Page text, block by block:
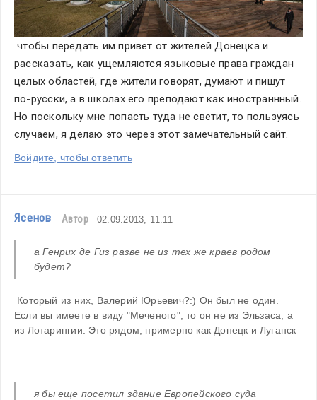
чтобы передать им привет от жителей Донецка и
рассказать, как ущемляются языковые права граждан
целых областей, где жители говорят, думают и пишут
по-русски, а в школах его преподают как иностраннный.
Но поскольку мне попасть туда не светит, то пользуясь
случаем, я делаю это через этот замечательный сайт.
Войдите, чтобы ответить
Ясенов Автор 02.09.2013, 11:11
а Генрих де Гиз разве не из тех же краев родом
будет?
Если вы имеете в виду "Меченого", то он не из Эльзаса, а
из Лотарингии. Это рядом, примерно как Донецк и Луганск
я бы еще посетил здание Европейского суда